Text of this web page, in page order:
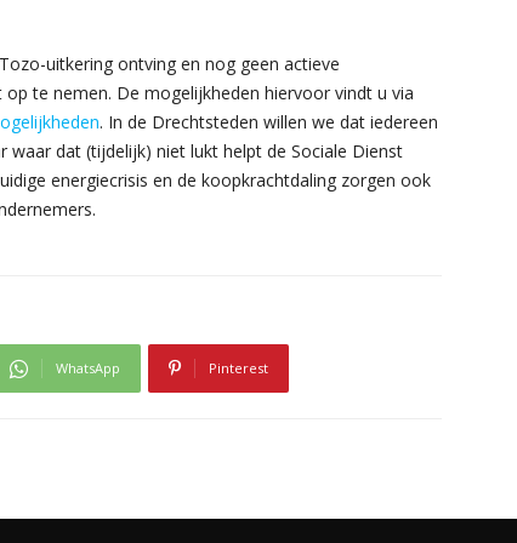
uitkering ontving en nog geen actieve
te nemen. De mogelijkheden hiervoor vindt u via
. In de Drechtsteden willen we dat iedereen
waar dat (tijdelijk) niet lukt helpt de Sociale Dienst
energiecrisis en de koopkrachtdaling zorgen ook
WhatsApp Pinterest